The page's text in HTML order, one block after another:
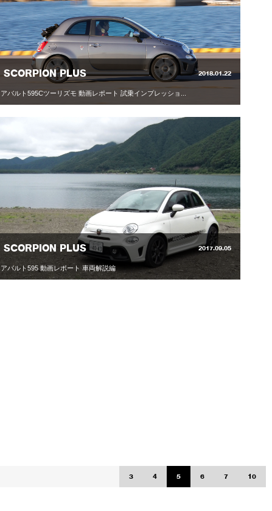
SCORPION PLUS 2018.01.22
アバルト595Cツーリズモ 動画レポート 試乗インプレッショ...
SCORPION PLUS 2017.09.05
アバルト595 動画レポート 車両解説編
3 4 5 6 7 10